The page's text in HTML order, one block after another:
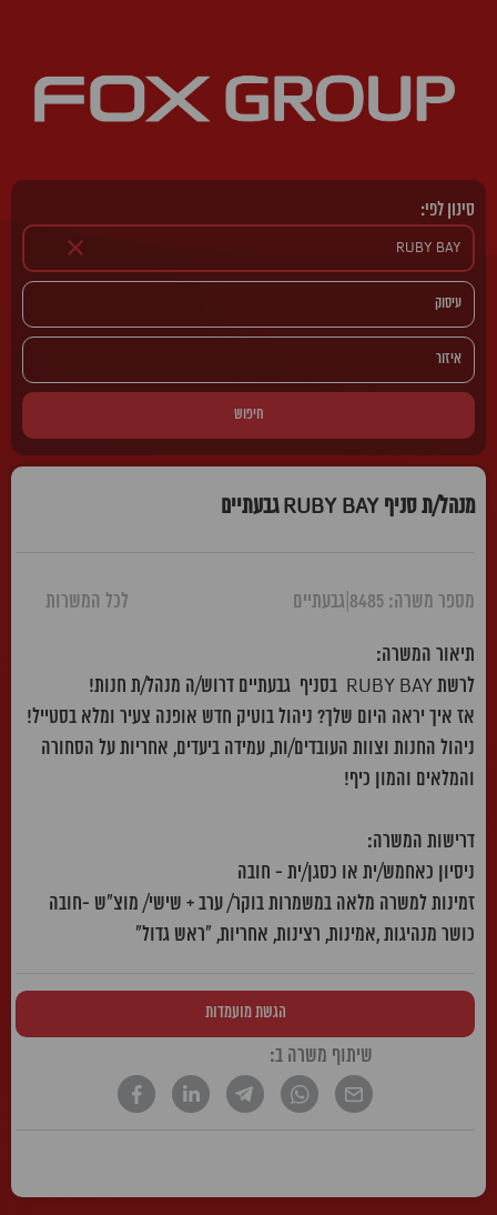
סינון לפי:
חיפוש
מנהל/ת סניף RUBY BAY גבעתיים
מספר משרה: 8485 גבעתיים לכל המשרות
תיאור המשרה:
לרשת RUBY BAY בסניף גבעתיים דרוש/ה מנהל/ת חנות!
אז איך יראה היום שלך? ניהול בוטיק חדש אופנה צעיר ומלא בסטייל!
ניהול החנות וצוות העובדים/ות, עמידה ביעדים, אחריות על הסחורה
והמלאים והמון כיף!
דרישות המשרה:
ניסיון כאחמש/ית או כסגן/ית - חובה
זמינות למשרה מלאה במשמרות בוקר/ ערב + שישי/ מוצ"ש -חובה
כושר מנהיגות ,אמינות, רצינות, אחריות, "ראש גדול"
הגשת מועמדות
שיתוף משרה ב: